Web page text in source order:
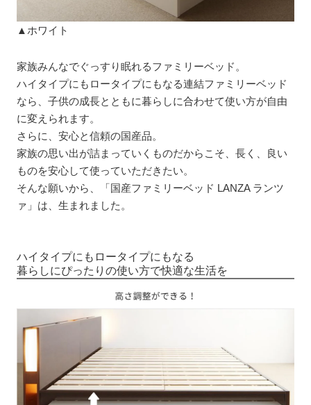
▲ホワイト
家族みんなでぐっすり眠れるファミリーベッド。
ハイタイプにもロータイプにもなる連結ファミリーベッド
なら、子供の成長とともに暮らしに合わせて使い方が自由
に変えられます。
さらに、安心と信頼の国産品。
家族の思い出が詰まっていくものだからこそ、長く、良い
ものを安心して使っていただきたい。
そんな願いから、「国産ファミリーベッド LANZA ランツ
ァ」は、生まれました。
ハイタイプにもロータイプにもなる
暮らしにぴったりの使い方で快適な生活を